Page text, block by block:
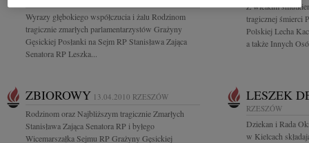
Wyrazy głębokiego współczucia i żalu Rodzinom
tragicznie zmarłych parlamentarzystów Grażyny
Gęsickiej Posłanki na Sejm RP Stanisława Zająca
Senatora RP Leszka...
Z wielkim
tragicznej śmierci
Polskiej Lecha
a także Innych
ZBIOROWY 13.04.2010 RZESZÓW
Rodzinom oraz Najbliższym tragicznie Zmarłych
Stanisława Zająca Senatora RP i byłego
Wicemarszałka Sejmu RP Grażyny Gęsickiej
LESZEK
RZESZÓW
Dziekan i Rada
w Kielcach